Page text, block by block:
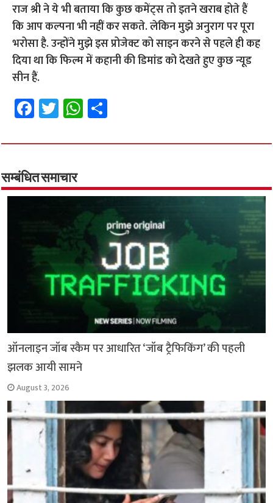
राज श्री ने ये भी बताया कि कुछ कमेंट्स तो इतने खराब होते हैं
कि आप कल्पना भी नहीं कर सकते. लेकिन मुझे अनुराग पर पूरा
भरोसा है. उन्होंने मुझे इस प्रोजेक्ट को साइन करने से पहले ही कह
दिया था कि फिल्म में कहानी की डिमांड को देखते हुए कुछ न्यूड
सीन हैं.
Fa
ce
b
o
o
k
T
wi
tt
er
W
h
at
p
p
ar
सम्बंधित समाचार
ऑनलाइन जॉब स्कैम पर आधारित ‘जॉब ट्रैफिकिंग’ की पहली
झलक आयी सामने
August 3, 2026